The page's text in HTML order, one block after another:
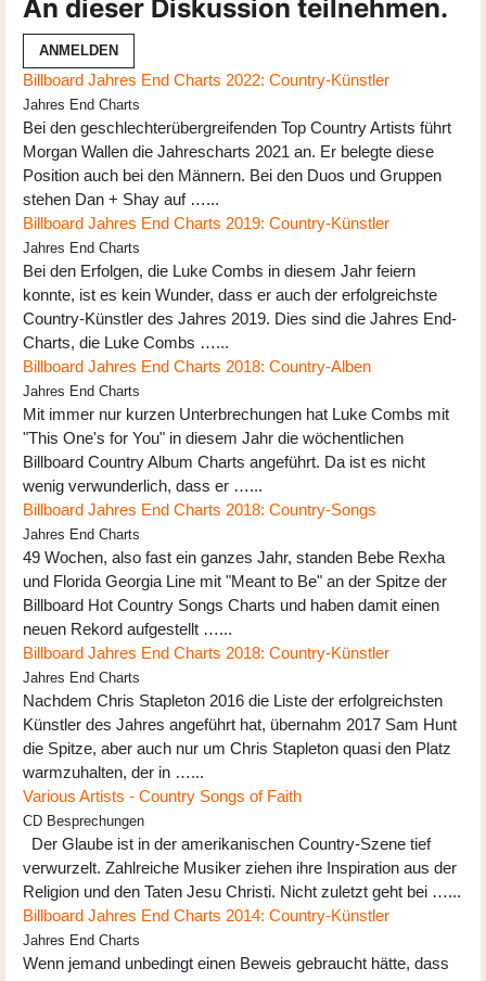
An dieser Diskussion teilnehmen.
ANMELDEN
Billboard Jahres End Charts 2022: Country-Künstler
Jahres End Charts
Bei den geschlechterübergreifenden Top Country Artists führt
Morgan Wallen die Jahrescharts 2021 an. Er belegte diese
Position auch bei den Männern. Bei den Duos und Gruppen
stehen Dan + Shay auf …...
Billboard Jahres End Charts 2019: Country-Künstler
Jahres End Charts
Bei den Erfolgen, die Luke Combs in diesem Jahr feiern
konnte, ist es kein Wunder, dass er auch der erfolgreichste
Country-Künstler des Jahres 2019. Dies sind die Jahres End-
Charts, die Luke Combs …...
Billboard Jahres End Charts 2018: Country-Alben
Jahres End Charts
Mit immer nur kurzen Unterbrechungen hat Luke Combs mit
"This One's for You" in diesem Jahr die wöchentlichen
Billboard Country Album Charts angeführt. Da ist es nicht
wenig verwunderlich, dass er …...
Billboard Jahres End Charts 2018: Country-Songs
Jahres End Charts
49 Wochen, also fast ein ganzes Jahr, standen Bebe Rexha
und Florida Georgia Line mit "Meant to Be" an der Spitze der
Billboard Hot Country Songs Charts und haben damit einen
neuen Rekord aufgestellt …...
Billboard Jahres End Charts 2018: Country-Künstler
Jahres End Charts
Nachdem Chris Stapleton 2016 die Liste der erfolgreichsten
Künstler des Jahres angeführt hat, übernahm 2017 Sam Hunt
die Spitze, aber auch nur um Chris Stapleton quasi den Platz
warmzuhalten, der in …...
Various Artists - Country Songs of Faith
CD Besprechungen
Der Glaube ist in der amerikanischen Country-Szene tief
verwurzelt. Zahlreiche Musiker ziehen ihre Inspiration aus der
Religion und den Taten Jesu Christi. Nicht zuletzt geht bei …...
Billboard Jahres End Charts 2014: Country-Künstler
Jahres End Charts
Wenn jemand unbedingt einen Beweis gebraucht hätte, dass